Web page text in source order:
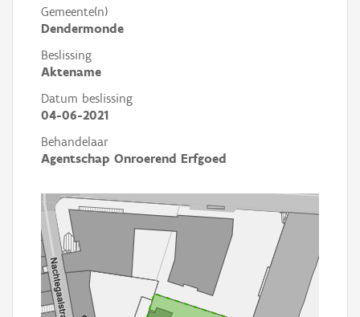
Gemeente(n)
Dendermonde
Beslissing
Aktename
Datum beslissing
04-06-2021
Behandelaar
Agentschap Onroerend Erfgoed